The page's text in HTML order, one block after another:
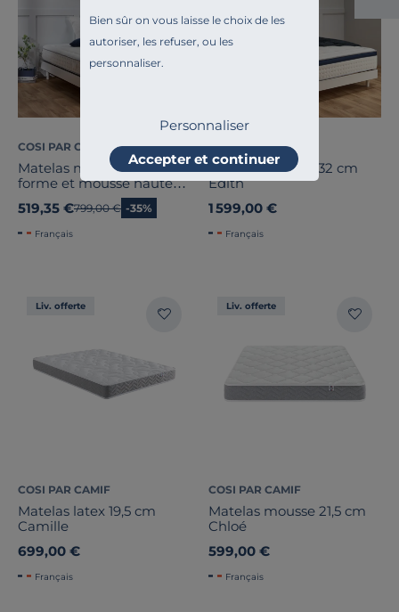
Bien sûr on vous laisse le choix de les
autoriser, les refuser, ou les
personnaliser.
Personnaliser
Accepter et continuer
COSI PAR CAMIF
Matelas mémoire de
forme et mousse haute
densité épaisseur 22cm
Ernest
519,35 €Ancien prix
799,00 € -35%
Français
COSI PAR CAMIF
Matelas hybride 32 cm
Edith
1 599,00 €
Français
Liv. offerte
COSI PAR CAMIF
Matelas latex 19,5 cm
Camille
699,00 €
Français
Liv. offerte
COSI PAR CAMIF
Matelas mousse 21,5 cm
Chloé
599,00 €
Français